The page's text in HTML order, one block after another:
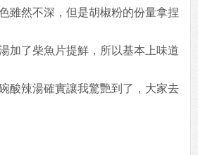
雖然不深，但是胡椒粉的份量拿捏
加了柴魚片提鮮，所以基本上味道
酸辣湯確實讓我驚艷到了，大家去